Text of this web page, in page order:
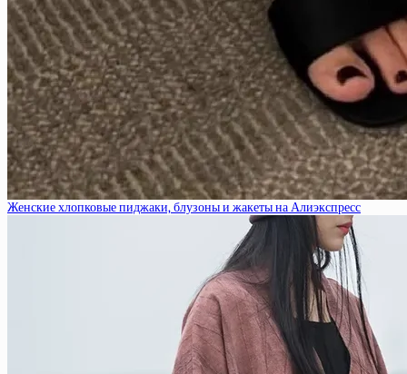
Женские хлопковые пиджаки, блузоны и жакеты на Алиэкспресс